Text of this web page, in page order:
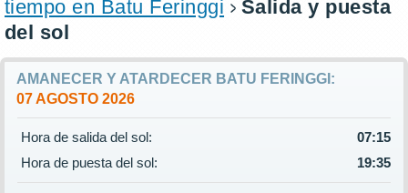
tiempo en Batu Feringgi
Salida y puesta
del sol
AMANECER Y ATARDECER BATU FERINGGI:
07 AGOSTO 2026
Hora de salida del sol:
07:15
Hora de puesta del sol:
19:35